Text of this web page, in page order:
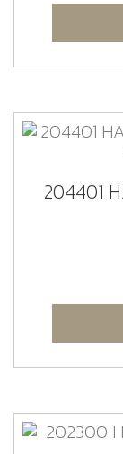
204401